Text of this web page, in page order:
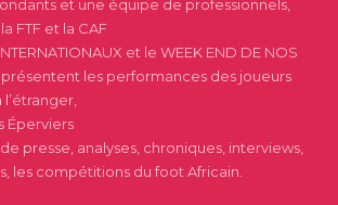
et une équipe de professionnels,
FTF et la CAF
et le WEEK END DE NOS
présentent les performances des joueurs
Éperviers
presse, analyses, chroniques, interviews,
les compétitions du foot Africain.